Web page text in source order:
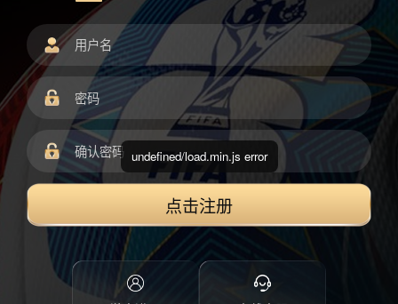
点击注册
undefined/load.min.js error